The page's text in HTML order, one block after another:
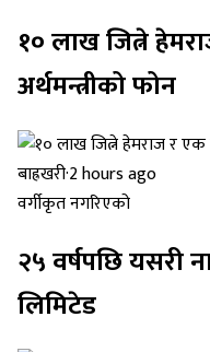
१० लाख जित्ने
अर्थमन्त्रीको फोन
बाह्रखरी·2 hours ago
वर्गीकृत नगरिएको
२५ वर्षपछि यसरी
लिमिटेड